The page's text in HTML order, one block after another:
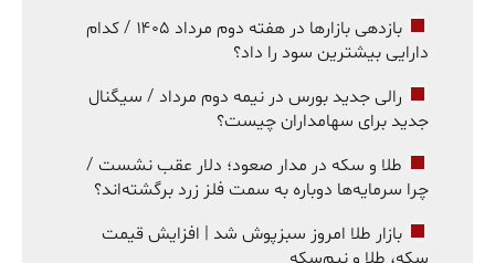
بازدهی بازارها در هفته دوم مرداد ۱۴۰۵ / کدام
دارایی بیشترین سود را داد؟
رالی جدید بورس در نیمه دوم مرداد / سیگنال
جدید برای سهامداران چیست؟
طلا و سکه در مدار صعود؛ دلار عقب نشست /
چرا سرمایه‌ها دوباره به سمت فلز زرد برگشته‌اند؟
بازار طلا امروز سبزپوش شد | افزایش قیمت